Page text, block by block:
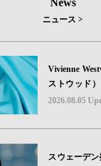
ニュース >
Vivienne
ストウッド
ョンに、⽇
2026.08.05
スウェーデ